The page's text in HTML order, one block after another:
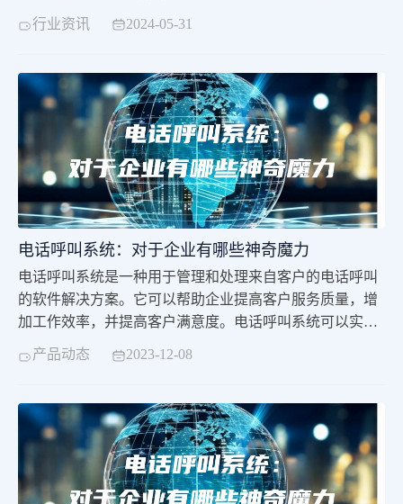
务。
行业资讯 2024-05-31
电话呼叫系统：对于企业有哪些神奇魔力
电话呼叫系统是一种用于管理和处理来自客户的电话呼叫
的软件解决方案。它可以帮助企业提高客户服务质量，增
加工作效率，并提高客户满意度。电话呼叫系统可以实现
自动化的来电分配、回拨、语音信箱、来电识别、统计分
析等功能。
产品动态 2023-12-08